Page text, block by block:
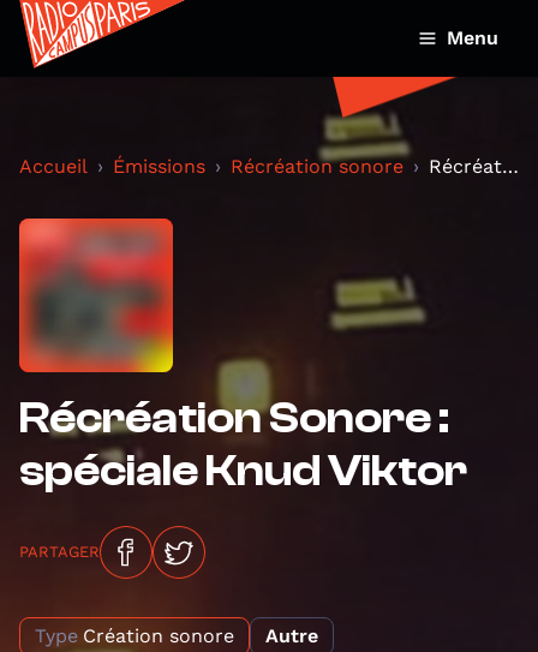
Menu
Accueil Émissions Récréation sonore Récréation Sonore : spéciale Knud Viktor
Récréation Sonore :
spéciale Knud Viktor
PARTAGER
Type Création sonore
Autre